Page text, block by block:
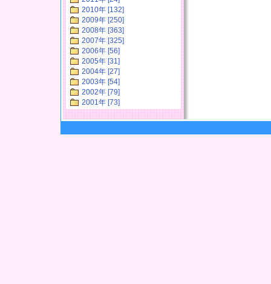
2010年 [132]
2009年 [250]
2008年 [363]
2007年 [325]
2006年 [56]
2005年 [31]
2004年 [27]
2003年 [54]
2002年 [79]
2001年 [73]